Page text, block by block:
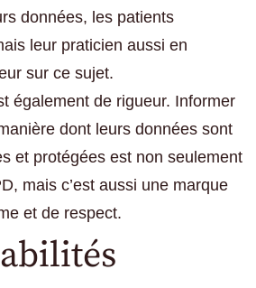
données, les patients
leur praticien aussi en
sur ce sujet.
également de rigueur. Informer
dont leurs données sont
et protégées est non seulement
mais c’est aussi une marque
et de respect.